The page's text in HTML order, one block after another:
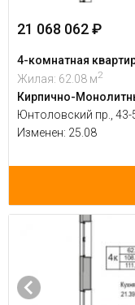
21 068 062 ₽
4-комнатная
Жилая: 62.08 м2
Кирпично-
Юнтоловский пр., 43-
Изменен: 25.08